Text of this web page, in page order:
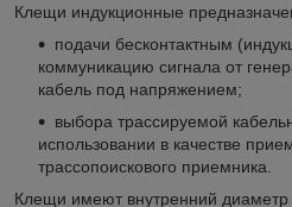
Клещи индукционные
подачи бесконтактным
коммуникацию сигнала от
кабель под напряжением;
выбора трассируемой
использовании в качестве
трассопоискового приемника.
Клещи имеют внутренний